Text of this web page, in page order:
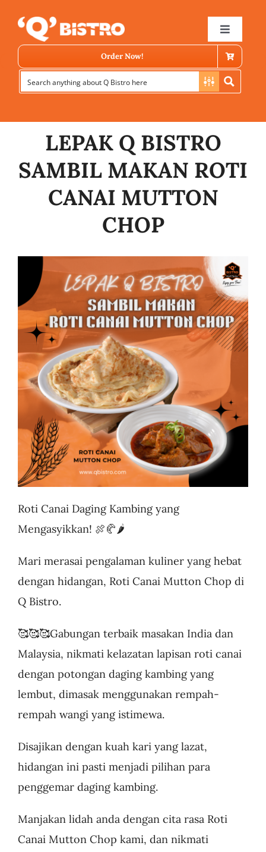
content
Toggle
Store Locator
News
Business
Order Now!
LEPAK Q BISTRO
SAMBIL MAKAN ROTI
CANAI MUTTON
CHOP
Roti Canai Daging Kambing yang
Mengasyikkan! 🍖🥐🌶
Mari merasai pengalaman kuliner yang hebat
dengan hidangan, Roti Canai Mutton Chop di
Q Bistro.
🥰🥰🥰Gabungan terbaik masakan India dan
Malaysia, nikmati kelazatan lapisan roti canai
dengan potongan daging kambing yang
lembut, dimasak menggunakan rempah-
rempah wangi yang istimewa.
Disajikan dengan kuah kari yang lazat,
hidangan ini pasti menjadi pilihan para
penggemar daging kambing.
Manjakan lidah anda dengan cita rasa Roti
Canai Mutton Chop kami, dan nikmati